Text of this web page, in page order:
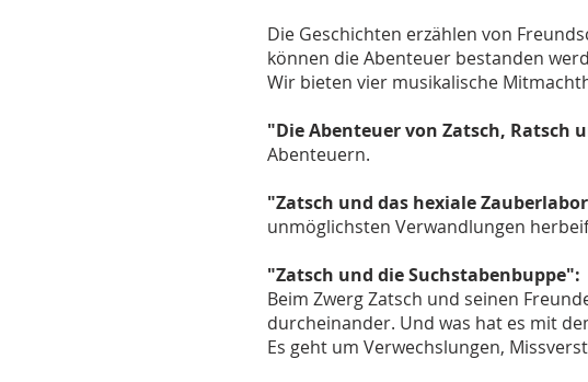
Die Geschichten erzählen von
können die Abenteuer bestanden
Wir bieten vier musikalische
"Die Abenteuer von Zatsch, Ratsch
Abenteuern.
"Zatsch und das hexiale
unmöglichsten Verwandlungen
"Zatsch und die Suchstabenbuppe":
Beim Zwerg Zatsch und seinen
durcheinander. Und was hat es mit
Es geht um Verwechslungen,